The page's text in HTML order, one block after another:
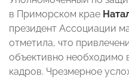
в Приморском крае
президент Ассоциации
отметила, что
объективно необходимо
кадров. Чрезмерное